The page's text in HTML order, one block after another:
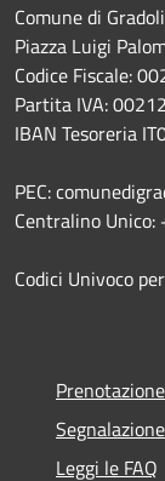
Comune di Gradoli
Piazza Luigi
Codice Fiscale:
Partita IVA:
IBAN Tesoreria
PEC:
Centralino
Codici Univoco
Leggi le FAQ